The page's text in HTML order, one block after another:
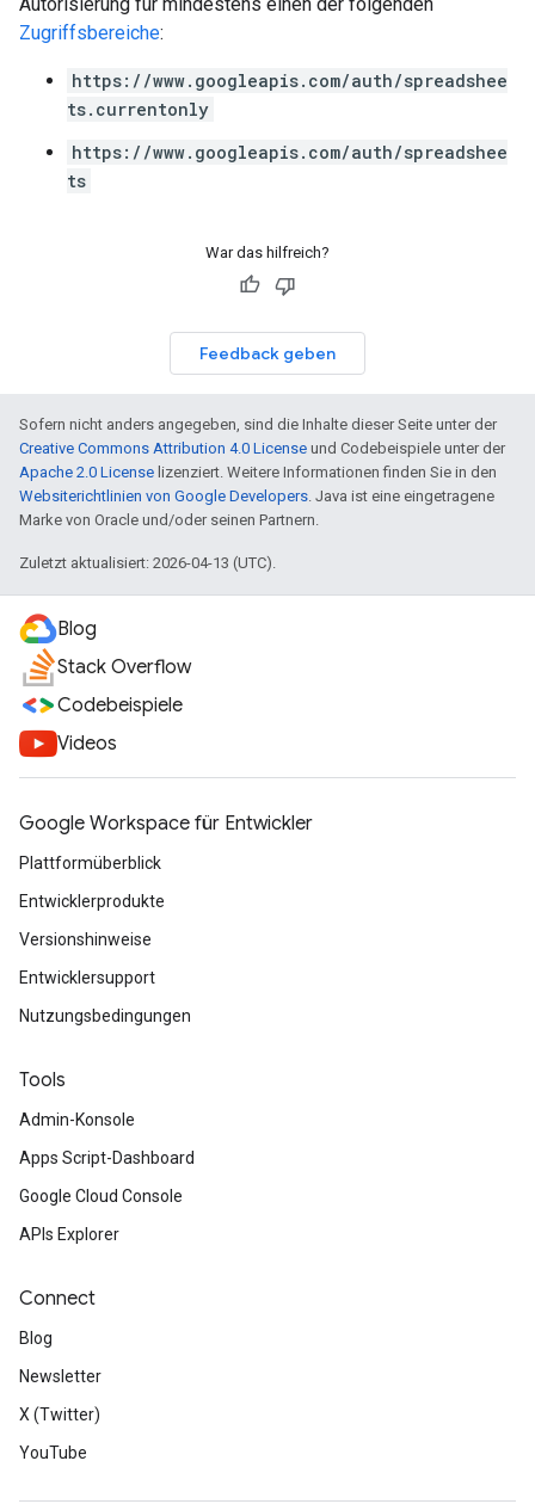
Zugriffsbereiche:
https://www.googleapis.com/auth/spreadshee
ts.currentonly
https://www.googleapis.com/auth/spreadshee
ts
War das hilfreich?
Feedback geben
Sofern nicht anders angegeben, sind die Inhalte dieser Seite unter der
Creative Commons Attribution 4.0 License und Codebeispiele unter der
Apache 2.0 License lizenziert. Weitere Informationen finden Sie in den
Websiterichtlinien von Google Developers. Java ist eine eingetragene
Marke von Oracle und/oder seinen Partnern.
Zuletzt aktualisiert: 2026-04-13 (UTC).
Blog
Stack Overflow
Codebeispiele
Videos
Google Workspace für Entwickler
Plattformüberblick
Entwicklerprodukte
Versionshinweise
Entwicklersupport
Nutzungsbedingungen
Tools
Admin-Konsole
Apps Script-Dashboard
Google Cloud Console
APIs Explorer
Connect
Blog
Newsletter
X (Twitter)
YouTube